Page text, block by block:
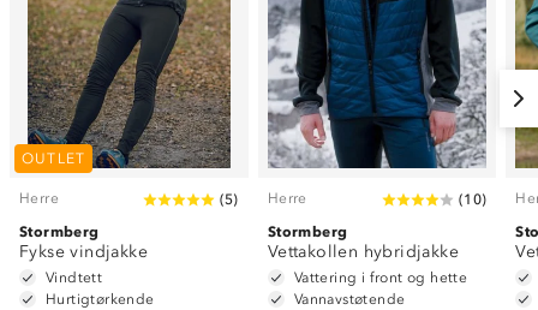
OUTLET
Herre (5)
Stormberg
Fykse vindjakke
Vindtett
Hurtigtørkende
Herre (10)
Stormberg
Vettakollen hybridjakke
Vattering i front og hette
Vannavstøtende